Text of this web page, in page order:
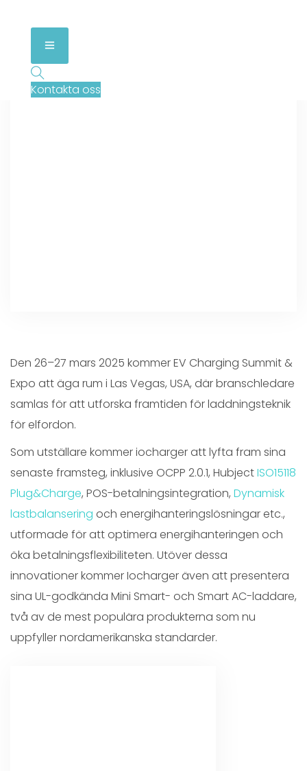
Kontakta oss
Den 26–27 mars 2025 kommer EV Charging Summit &
Expo att äga rum i Las Vegas, USA, där branschledare
samlas för att utforska framtiden för laddningsteknik
för elfordon.
Som utställare kommer iocharger att lyfta fram sina
senaste framsteg, inklusive OCPP 2.0.1, HubjectISO15118
Plug&Charge, POS-betalningsintegration, Dynamisk
lastbalansering och energihanteringslösningar etc.,
utformade för att optimera energihanteringen och
öka betalningsflexibiliteten. Utöver dessa
innovationer kommer Iocharger även att presentera
sina UL-godkända Mini Smart- och Smart AC-laddare,
två av de mest populära produkterna som nu
uppfyller nordamerikanska standarder.